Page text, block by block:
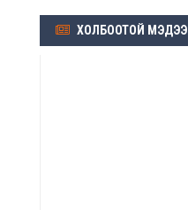
ХОЛБООТОЙ МЭДЭЭ